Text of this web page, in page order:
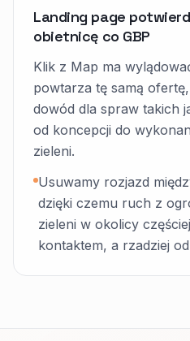
Landing page
obietnicę co GBP
Klik z Map ma
powtarza tę samą
dowód dla spraw takich
od koncepcji do
zieleni.
Usuwamy rozjazd
dzięki czemu ruch z
zieleni w okolicy
kontaktem, a rzadziej